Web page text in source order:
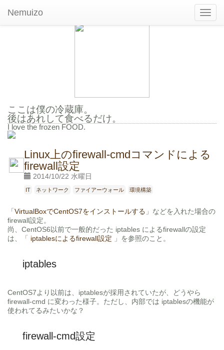
Nemuizo
ここは僕の冷蔵庫。
後はあれして食べるだけ。
I love the frozen FOOD.
Linux上のfirewall-cmdコマンドによる
firewall設定
2014/10/22 水曜日
IT ネットワーク ファイアーウォール 環境構築
「 VirtualBoxでCentOS7をインストールする 」などを入れた場合の
firewall設定。
尚、CentOS6以前で一般的だった iptables によるfirewallの設定
は、「 iptablesによるfirewall設定 」を参照のこと。
iptables
CentOS7より以前は、iptablesが採用されていたが、どうやら
firewall-cmd に変わった様子。ただし、内部では iptablesの機能が
使われてるみたいかな？
firewall-cmd設定